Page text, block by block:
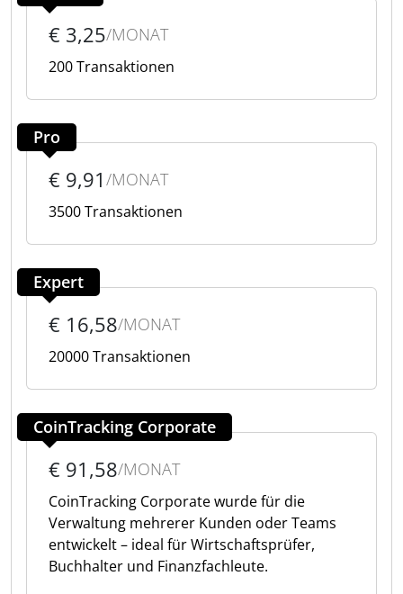
€ 3,25/MONAT
200 Transaktionen
Pro
€ 9,91 /MONAT
3500 Transaktionen
Expert
€ 16,58/MONAT
20000 Transaktionen
CoinTracking Corporate
€ 91,58/MONAT
CoinTracking Corporate wurde für die
Verwaltung mehrerer Kunden oder Teams
entwickelt – ideal für Wirtschaftsprüfer,
Buchhalter und Finanzfachleute.